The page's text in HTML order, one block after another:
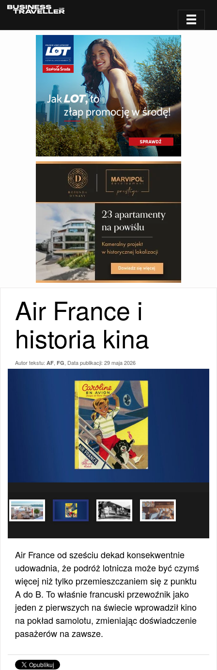
Air France i
historia kina
Autor tekstu: AF FG , Data publikacji: 29 maja 2026
Air France od sześciu dekad konsekwentnie
udowadnia, że podróż lotnicza może być czymś
więcej niż tylko przemieszczaniem się z punktu
A do B. To właśnie francuski przewoźnik jako
jeden z pierwszych na świecie wprowadził kino
na pokład samolotu, zmieniając doświadczenie
pasażerów na zawsze.